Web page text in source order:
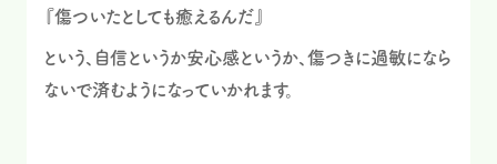
『傷ついたとしても癒えるんだ』
という、自信というか安心感というか、傷つきに過敏になら
ないで済むようになっていかれます。